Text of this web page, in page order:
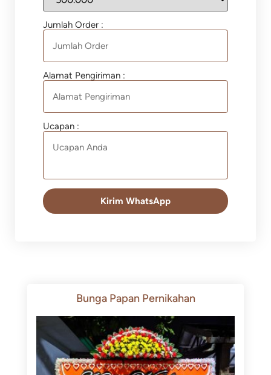
Jumlah Order :
Alamat Pengiriman :
Ucapan :
Kirim WhatsApp
Bunga Papan Pernikahan